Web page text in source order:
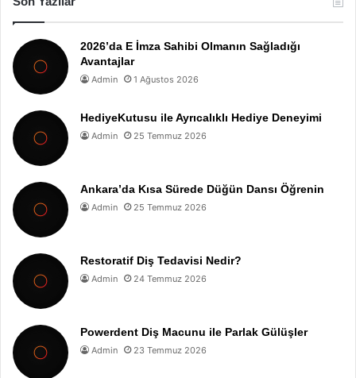
2026’da E İmza Sahibi Olmanın Sağladığı
Avantajlar
Admin 1 Ağustos 2026
HediyeKutusu ile Ayrıcalıklı Hediye Deneyimi
Admin 25 Temmuz 2026
Ankara’da Kısa Sürede Düğün Dansı Öğrenin
Admin 25 Temmuz 2026
Restoratif Diş Tedavisi Nedir?
Admin 24 Temmuz 2026
Powerdent Diş Macunu ile Parlak Gülüşler
Admin 23 Temmuz 2026